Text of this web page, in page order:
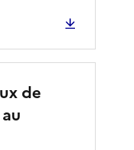
de